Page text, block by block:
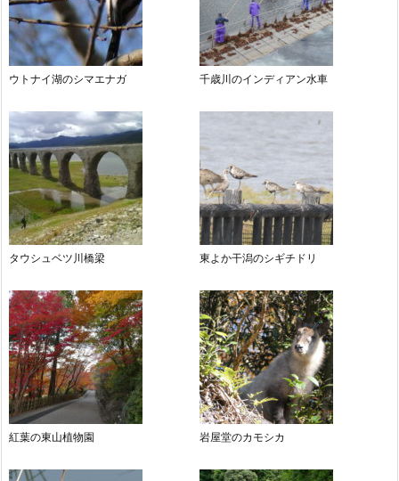
ウトナイ湖のシマエナガ 千歳川のインディアン水車
タウシュベツ川橋梁 東よか干潟のシギチドリ
紅葉の東山植物園 岩屋堂のカモシカ